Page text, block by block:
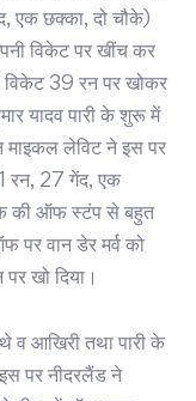
एक छक्का, दो चौके)
विकेट पर खींच कर
विकेट 39 रन पर खोकर
यादव पारी के शुरू में
माइकल लेविट ने इस पर
रन, 27 गेंद, एक
की ऑफ स्टंप से बहुत
पर वान डेर मर्व को
खो दिया।
व आखिरी तथा पारी के
पर नीदरलैंड ने